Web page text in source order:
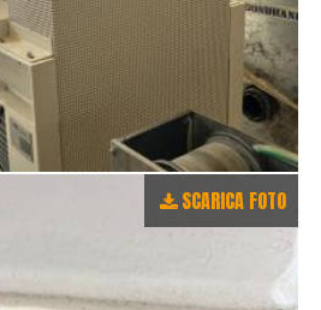
SCARICA FOTO